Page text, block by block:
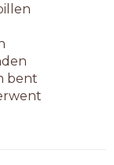
bent